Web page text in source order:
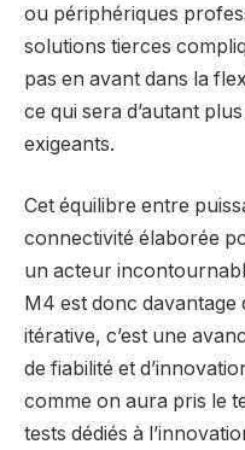
ou périphériques
solutions tierces
pas en avant dans la
ce qui sera d’autant
exigeants.
Cet équilibre entre
connectivité élaborée
un acteur
M4 est donc davantage
itérative, c’est une
de fiabilité et
comme on aura pris le
tests dédiés à